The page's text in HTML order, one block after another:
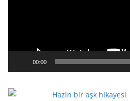
t
ı
c
00:00